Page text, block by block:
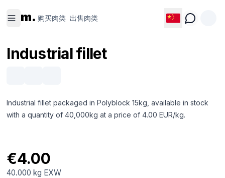
m. 购买肉类 出售肉类
Industrial fillet
Industrial fillet packaged in Polyblock 15kg, available in stock
with a quantity of 40,000kg at a price of 4.00 EUR/kg.
€4.00
40.000 kg EXW